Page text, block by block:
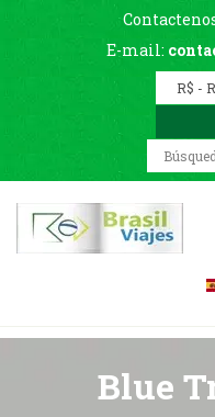
E-mail:
Blue